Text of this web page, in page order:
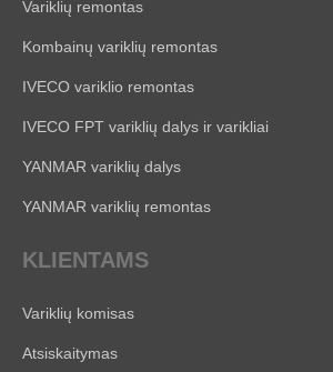
Variklių remontas
Kombainų variklių remontas
IVECO variklio remontas
IVECO FPT variklių dalys ir varikliai
YANMAR variklių dalys
YANMAR variklių remontas
KLIENTAMS
Variklių komisas
Atsiskaitymas